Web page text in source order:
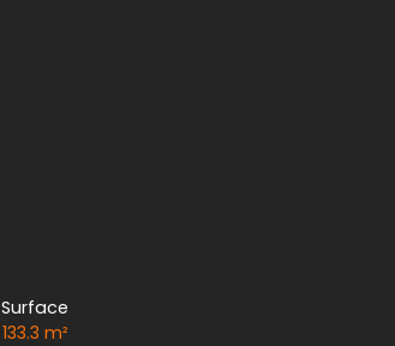
Surface
133.3 m²